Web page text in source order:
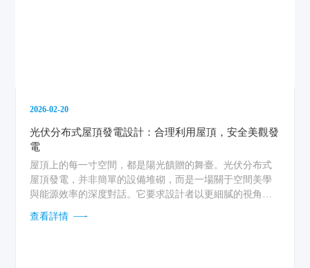
2026-02-20
光伏分布式屋頂發電設計：合理利用屋頂，安全美觀發
電
屋頂上的每一寸空間，都是陽光饋贈的舞臺。光伏分布式
屋頂發電，并非簡單的設備堆砌，而是一場關于空間美學
與能源效率的深度對話。它要求設計者以更細膩的視角，
將冰冷的組件轉化為有溫度的建筑語言，讓清潔電力的生
產，悄然融入日常生活的肌理。...
查看詳情